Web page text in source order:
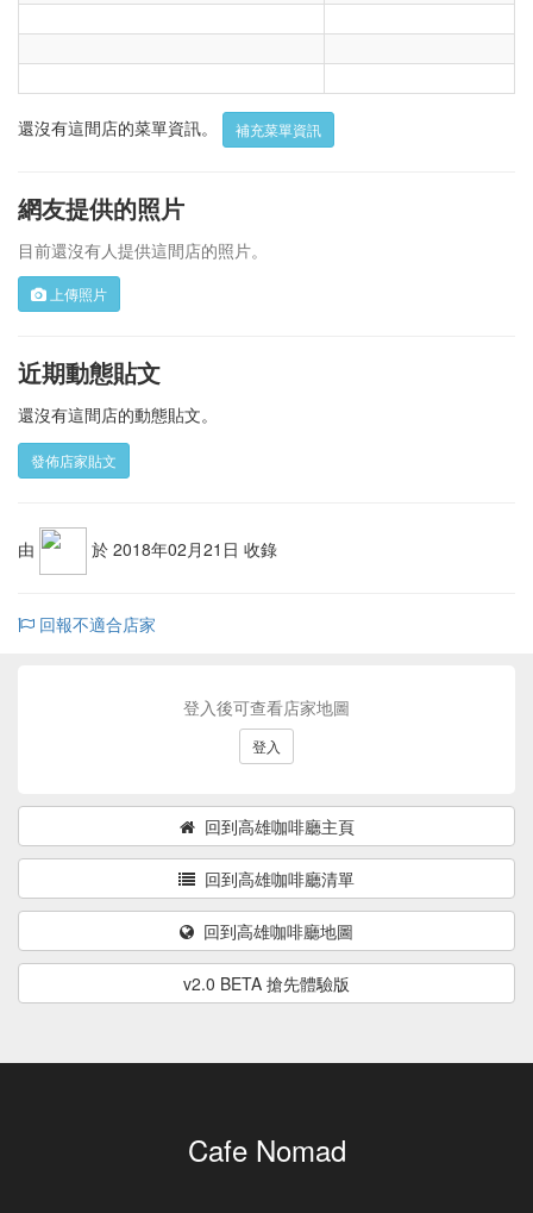
還沒有這間店的菜單資訊。 補充菜單資訊
網友提供的照片
目前還沒有人提供這間店的照片。
上傳照片
近期動態貼文
還沒有這間店的動態貼文。
發佈店家貼文
由 於 2018年02月21日 收錄
回報不適合店家
登入後可查看店家地圖
登入
回到高雄咖啡廳主頁
回到高雄咖啡廳清單
回到高雄咖啡廳地圖
v2.0 BETA 搶先體驗版
Cafe Nomad